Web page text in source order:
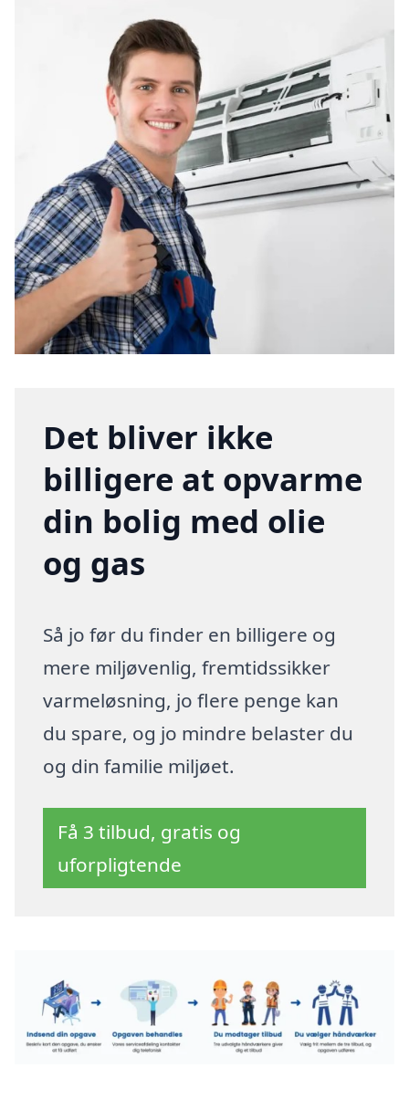
Det bliver ikke
billigere at opvarme
din bolig med olie
og gas
Så jo før du finder en billigere og
mere miljøvenlig, fremtidssikker
varmeløsning, jo flere penge kan
du spare, og jo mindre belaster du
og din familie miljøet.
Få 3 tilbud, gratis og
uforpligtende